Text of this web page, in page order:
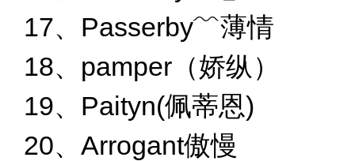
17、Passerby﹌薄情
18、pamper（娇纵）
19、Paityn(佩蒂恩)
20、Arrogant傲慢